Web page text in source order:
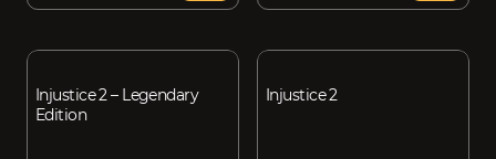
Injustice 2 – Legendary
Edition
Injustice 2